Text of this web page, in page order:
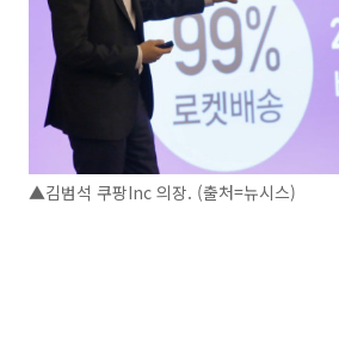
▲김범석 쿠팡Inc 의장. (출처=뉴시스)